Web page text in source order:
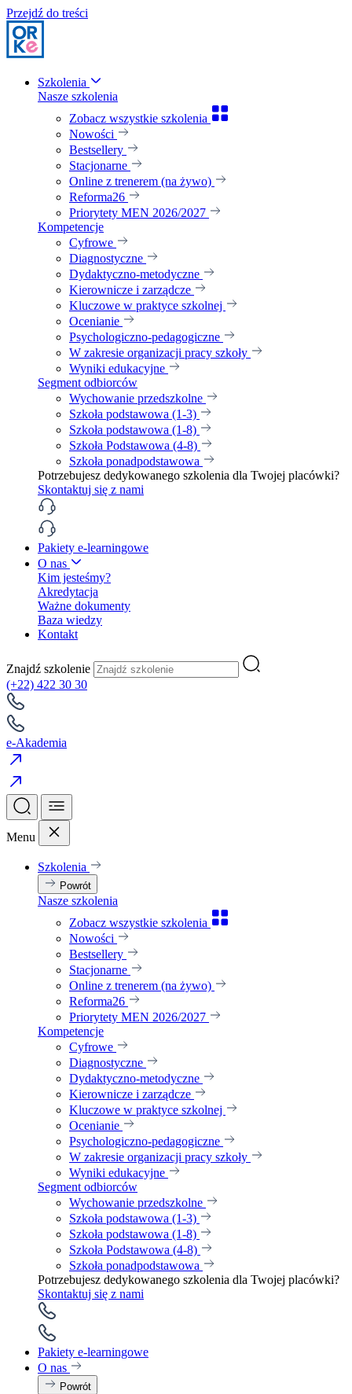
Przejdź do treści
Szkolenia
Nasze szkolenia
Zobacz wszystkie szkolenia
Nowości
Bestsellery
Stacjonarne
Online z trenerem (na żywo)
Reforma26
Priorytety MEN 2026/2027
Kompetencje
Cyfrowe
Diagnostyczne
Dydaktyczno-metodyczne
Kierownicze i zarządcze
Kluczowe w praktyce szkolnej
Ocenianie
Psychologiczno-pedagogiczne
W zakresie organizacji pracy szkoły
Wyniki edukacyjne
Segment odbiorców
Wychowanie przedszkolne
Szkoła podstawowa (1-3)
Szkoła podstawowa (1-8)
Szkoła Podstawowa (4-8)
Szkoła ponadpodstawowa
Potrzebujesz dedykowanego szkolenia dla Twojej placówki?
Skontaktuj się z nami
Pakiety e-learningowe
O nas
Kim jesteśmy?
Akredytacja
Ważne dokumenty
Baza wiedzy
Kontakt
Znajdź szkolenie
(+22) 422 30 30
e-Akademia
Menu
Szkolenia
Powrót
Nasze szkolenia
Zobacz wszystkie szkolenia
Nowości
Bestsellery
Stacjonarne
Online z trenerem (na żywo)
Reforma26
Priorytety MEN 2026/2027
Kompetencje
Cyfrowe
Diagnostyczne
Dydaktyczno-metodyczne
Kierownicze i zarządcze
Kluczowe w praktyce szkolnej
Ocenianie
Psychologiczno-pedagogiczne
W zakresie organizacji pracy szkoły
Wyniki edukacyjne
Segment odbiorców
Wychowanie przedszkolne
Szkoła podstawowa (1-3)
Szkoła podstawowa (1-8)
Szkoła Podstawowa (4-8)
Szkoła ponadpodstawowa
Potrzebujesz dedykowanego szkolenia dla Twojej placówki?
Skontaktuj się z nami
Pakiety e-learningowe
O nas
Powrót